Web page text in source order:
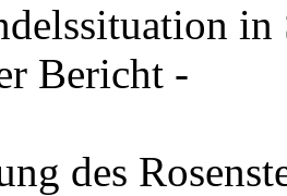
Bericht -
des